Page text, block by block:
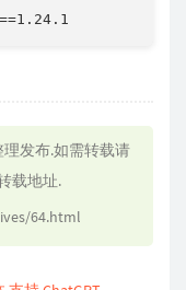
发布.如需转载请
载地址.
64.html